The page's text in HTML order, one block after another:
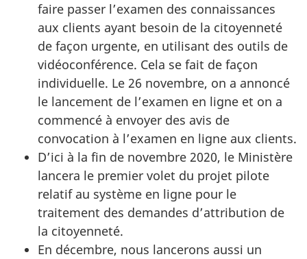
faire passer l’examen des connaissances
aux clients ayant besoin de la citoyenneté
de façon urgente, en utilisant des outils de
vidéoconférence. Cela se fait de façon
individuelle. Le 26 novembre, on a annoncé
le lancement de l’examen en ligne et on a
commencé à envoyer des avis de
convocation à l’examen en ligne aux clients.
D’ici à la fin de novembre 2020, le Ministère
lancera le premier volet du projet pilote
relatif au système en ligne pour le
traitement des demandes d’attribution de
la citoyenneté.
En décembre, nous lancerons aussi un